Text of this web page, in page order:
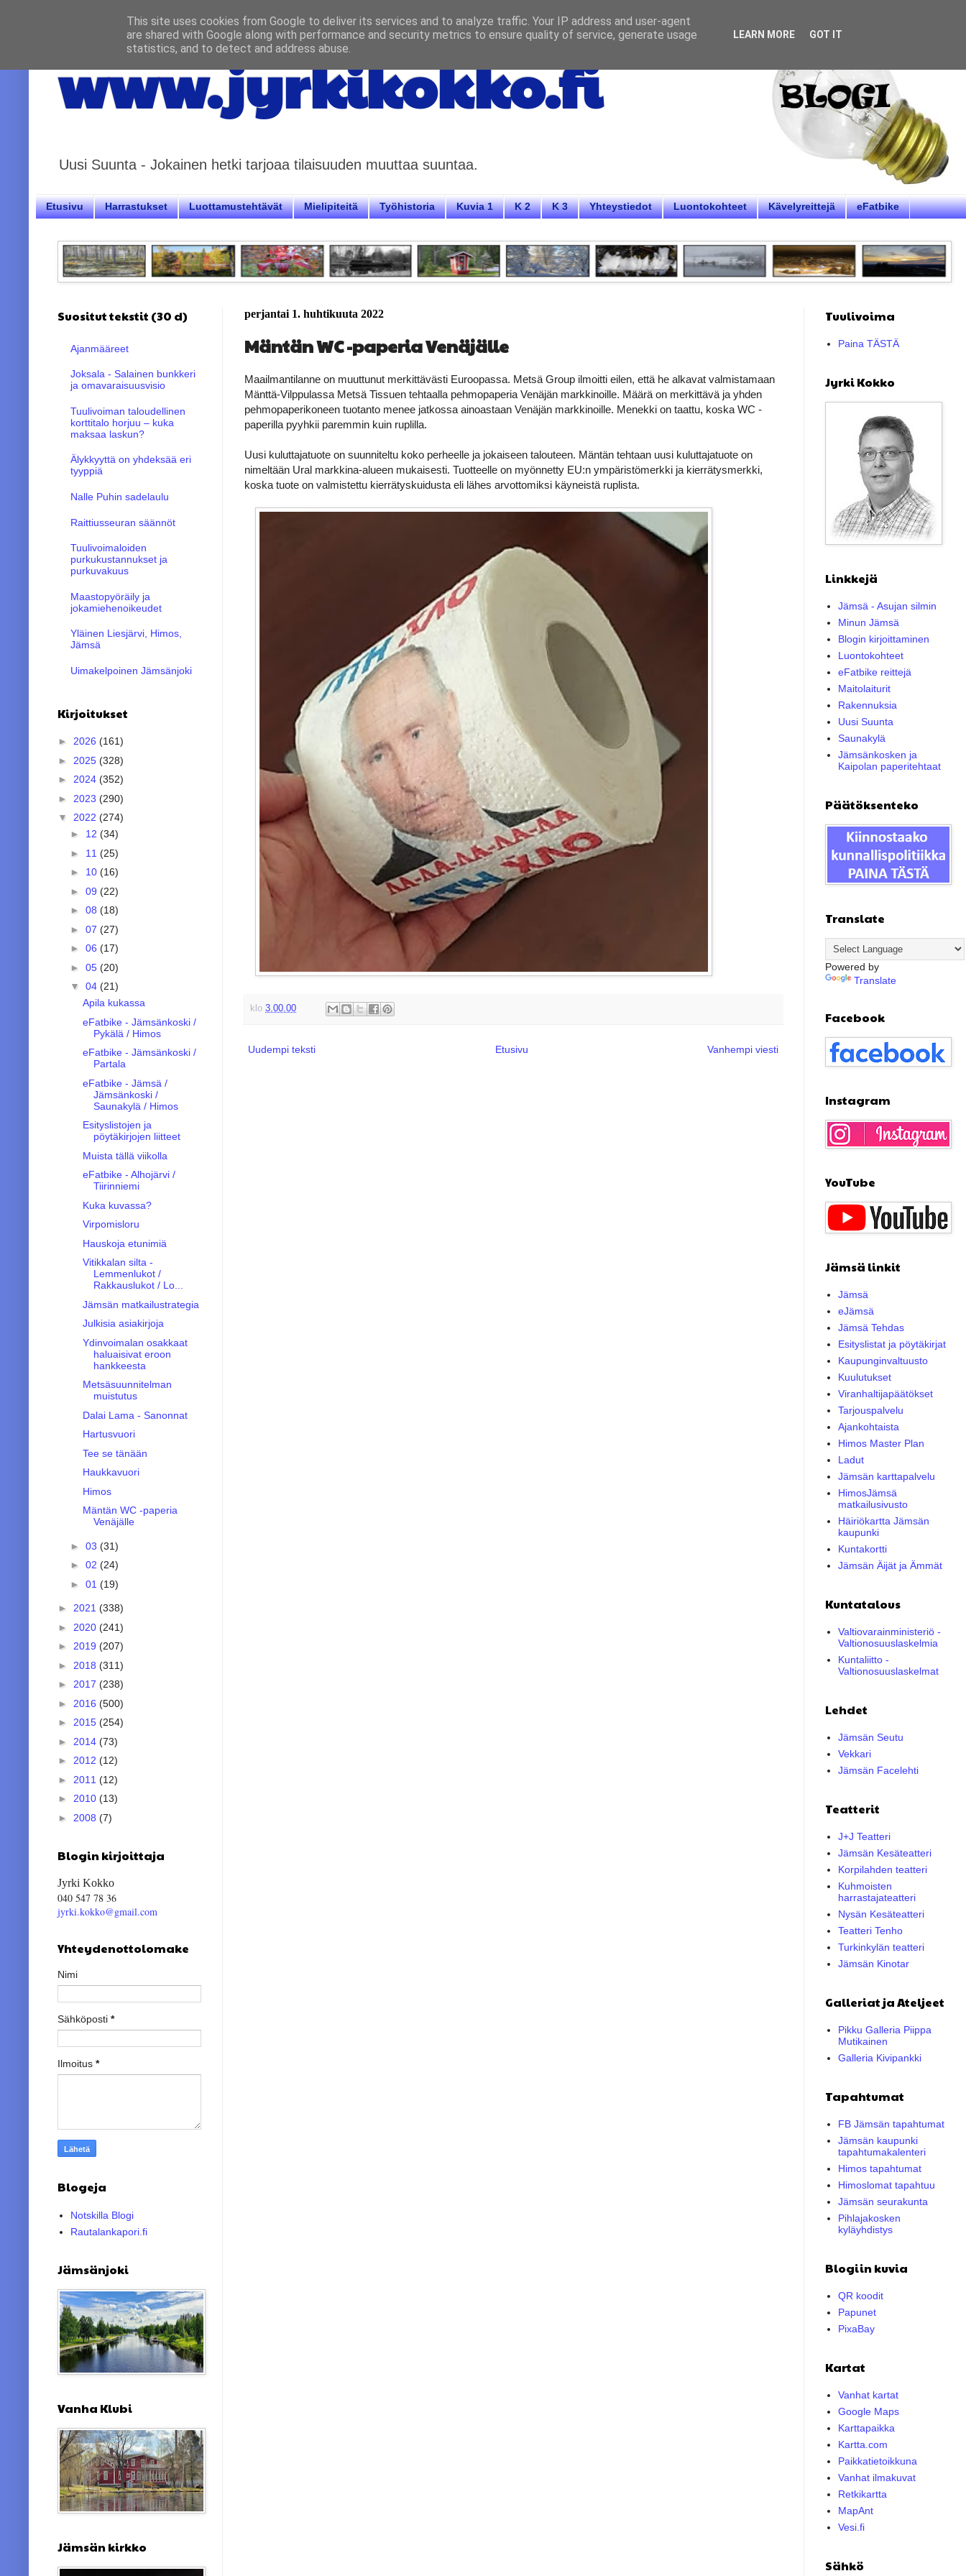
www.jyrkikokko.fi
Uusi Suunta - Jokainen hetki tarjoaa tilaisuuden muuttaa suuntaa.
Etusivu Harrastukset Luottamustehtävät Mielipiteitä Työhistoria Kuvia 1 K 2 K 3 Yhteystiedot Luontokohteet Kävelyreittejä eFatbike
perjantai 1. huhtikuuta 2022
Mäntän WC -paperia Venäjälle
Maailmantilanne on muuttunut merkittävästi Euroopassa. Metsä Group ilmoitti eilen, että he alkavat valmistamaan
Mänttä-Vilppulassa Metsä Tissuen tehtaalla pehmopaperia Venäjän markkinoille. Määrä on merkittävä ja yhden
pehmopaperikoneen tuotanto menee jatkossa ainoastaan Venäjän markkinoille. Menekki on taattu, koska WC -
paperilla pyyhkii paremmin kuin ruplilla.
Uusi kuluttajatuote on suunniteltu koko perheelle ja jokaiseen talouteen. Mäntän tehtaan uusi kuluttajatuote on
nimeltään Ural markkina-alueen mukaisesti. Tuotteelle on myönnetty EU:n ympäristömerkki ja kierrätysmerkki,
koska tuote on valmistettu kierrätyskuidusta eli lähes arvottomiksi käyneistä ruplista.
klo 3.00.00
Uudempi teksti Vanhempi viesti
Etusivu
Suositut tekstit (30 d)
Ajanmääreet
Joksala - Salainen bunkkeri
ja omavaraisuusvisio
Tuulivoiman taloudellinen
korttitalo horjuu – kuka
maksaa laskun?
Älykkyyttä on yhdeksää eri
tyyppiä
Nalle Puhin sadelaulu
Raittiusseuran säännöt
Tuulivoimaloiden
purkukustannukset ja
purkuvakuus
Maastopyöräily ja
jokamiehenoikeudet
Yläinen Liesjärvi, Himos,
Jämsä
Uimakelpoinen Jämsänjoki
Kirjoitukset
► 2026 (161)
► 2025 (328)
► 2024 (352)
► 2023 (290)
▼ 2022 (274)
► 12 (34)
► 11 (25)
► 10 (16)
► 09 (22)
► 08 (18)
► 07 (27)
► 06 (17)
► 05 (20)
▼ 04 (21)
Apila kukassa
eFatbike - Jämsänkoski /
Pykälä / Himos
eFatbike - Jämsänkoski /
Partala
eFatbike - Jämsä /
Jämsänkoski /
Saunakylä / Himos
Esityslistojen ja
pöytäkirjojen liitteet
Muista tällä viikolla
eFatbike - Alhojärvi /
Tiirinniemi
Kuka kuvassa?
Virpomisloru
Hauskoja etunimiä
Vitikkalan silta -
Lemmenlukot /
Rakkauslukot / Lo...
Jämsän matkailustrategia
Julkisia asiakirjoja
Ydinvoimalan osakkaat
haluaisivat eroon
hankkeesta
Metsäsuunnitelman
muistutus
Dalai Lama - Sanonnat
Hartusvuori
Tee se tänään
Haukkavuori
Himos
Mäntän WC -paperia
Venäjälle
► 03 (31)
► 02 (24)
► 01 (19)
► 2021 (338)
► 2020 (241)
► 2019 (207)
► 2018 (311)
► 2017 (238)
► 2016 (500)
► 2015 (254)
► 2014 (73)
► 2012 (12)
► 2011 (12)
► 2010 (13)
► 2008 (7)
Blogin kirjoittaja
Jyrki Kokko
040 547 78 36
jyrki.kokko@gmail.com
Yhteydenottolomake
Nimi
Sähköposti *
Ilmoitus *
Blogeja
Notskilla Blogi
Rautalankapori.fi
Jämsänjoki
Vanha Klubi
Jämsän kirkko
Tuulivoima
Paina TÄSTÄ
Jyrki Kokko
Linkkejä
Jämsä - Asujan silmin
Minun Jämsä
Blogin kirjoittaminen
Luontokohteet
eFatbike reittejä
Maitolaiturit
Rakennuksia
Uusi Suunta
Saunakylä
Jämsänkosken ja
Kaipolan paperitehtaat
Päätöksenteko
Translate
Powered by
Translate
Facebook
Instagram
YouTube
Jämsä linkit
Jämsä
eJämsä
Jämsä Tehdas
Esityslistat ja pöytäkirjat
Kaupunginvaltuusto
Kuulutukset
Viranhaltijapäätökset
Tarjouspalvelu
Ajankohtaista
Himos Master Plan
Ladut
Jämsän karttapalvelu
HimosJämsä
matkailusivusto
Häiriökartta Jämsän
kaupunki
Kuntakortti
Jämsän Äijät ja Ämmät
Kuntatalous
Valtiovarainministeriö -
Valtionosuuslaskelmia
Kuntaliitto -
Valtionosuuslaskelmat
Lehdet
Jämsän Seutu
Vekkari
Jämsän Facelehti
Teatterit
J+J Teatteri
Jämsän Kesäteatteri
Korpilahden teatteri
Kuhmoisten
harrastajateatteri
Nysän Kesäteatteri
Teatteri Tenho
Turkinkylän teatteri
Jämsän Kinotar
Galleriat ja Ateljeet
Pikku Galleria Piippa
Mutikainen
Galleria Kivipankki
Tapahtumat
FB Jämsän tapahtumat
Jämsän kaupunki
tapahtumakalenteri
Himos tapahtumat
Himoslomat tapahtuu
Jämsän seurakunta
Pihlajakosken
kyläyhdistys
Blogiin kuvia
QR koodit
Papunet
PixaBay
Kartat
Vanhat kartat
Google Maps
Karttapaikka
Kartta.com
Paikkatietoikkuna
Vanhat ilmakuvat
Retkikartta
MapAnt
Vesi.fi
Sähkö
This site uses cookies from Google to deliver its services and to analyze traffic. Your IP address and user-agent
are shared with Google along with performance and security metrics to ensure quality of service, generate usage
statistics, and to detect and address abuse.
LEARN MORE GOT IT